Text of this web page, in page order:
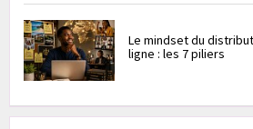
Le mindset du
ligne : les 7 piliers